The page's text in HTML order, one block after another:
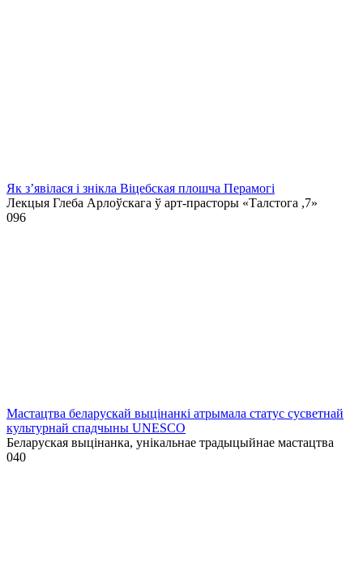
Як з’явілася і знікла Віцебская плошча Перамогі
Лекцыя Глеба Арлоўскага ў арт-прасторы «Талстога ,7»
096
Мастацтва беларускай выцінанкі атрымала статус сусветнай
культурнай спадчыны UNESCO
Беларуская выцінанка, унікальнае традыцыйнае мастацтва
040